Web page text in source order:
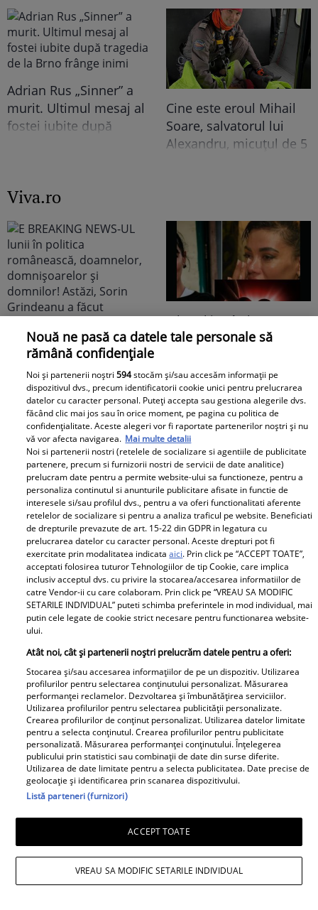
niciodată la TV: ”Eu am
cunoscut o altă latură a
relației lor. În casă era o
atmosferă..."
Indiei la București.
Niciodată nu a fost atât
de îndrăzneață!
Imaginile momentului
Adrian Rus „Sinner” a
murit. Ultimul mesaj al
fostei iubite după
Cine este eroul Mihail
Soare, salvatorul lui
Alexandru, micuțul de 5
Viva.ro
E BREAKING NEWS-UL
lunii în politica
românească,
doamnelor,
domnișoarelor și
domnilor! Astăzi, Sorin
Grindeanu a făcut
ANUNȚUL pe care nici
colegii lui nu se
așteptau să-l audă. Într-
o mișcare FULGER,
liderul PSD tocmai a dat
E breaking în lumea
mondenă! DESPĂRȚIRE
românesc! Îndrăgita
noastră vedetă a
recunoscut TOT, dar
tooot: „Mă abțin să nu-i
scriu. Am făcut
scandal!” Ce s-a
întâmplat e...
adevărata 💣în showbiz!
Pentru PRIMA OARĂ,
Cabral rupe tăcerea
despre DIVORȚUL de
Andreea Ibacka, iar ce a
putut face public a
stârnit valuri și valuri de
reacții: "M-a atins mai
convenit să..." Iar în
continuarea a vorbit
despre cel mai
DUREROS detaliu:
"Nici acum nu îi știu
A tăcut luni întregi, dar
acum Gina Matache a
spus adevărul despre
relația cu GINERELE EI,
Redactia.ro
Nouă ne pasă ca datele tale personale să
rămână confidențiale
Noi și partenerii noștri594stocăm și/sau accesăm informații pe
dispozitivul dvs., precum identificatorii cookie unici pentru prelucrarea
datelor cu caracter personal. Puteți accepta sau gestiona alegerile dvs.
făcând clic mai jos sau în orice moment, pe pagina cu politica de
confidențialitate. Aceste alegeri vor fi raportate partenerilor noștri și nu
vă vor afecta navigarea. Mai multe detalii
Noi si partenerii nostri (retelele de socializare si agentiile de publicitate
partenere, precum si furnizorii nostri de servicii de date analitice)
prelucram date pentru a permite website-ului sa functioneze, pentru a
personaliza continutul si anunturile publicitare afisate in functie de
interesele si/sau profilul dvs., pentru a va oferi functionalitati aferente
retelelor de socializare si pentru a analiza traficul pe website. Beneficiati
de drepturile prevazute de art. 15-22 din GDPR in legatura cu
prelucrarea datelor cu caracter personal. Aceste drepturi pot fi
exercitate prin modalitatea indicataaici. Prin click pe “ACCEPT TOATE”,
acceptati folosirea tuturor Tehnologiilor de tip Cookie, care implica
inclusiv acceptul dvs. cu privire la stocarea/accesarea informatiilor de
catre Vendor-ii cu care colaboram. Prin click pe “VREAU SA MODIFIC
SETARILE INDIVIDUAL” puteti schimba preferintele in mod individual, mai
putin cele legate de cookie strict necesare pentru functionarea website-
ului.
Atât noi, cât și partenerii noștri prelucrăm datele pentru a oferi:
Stocarea și/sau accesarea informațiilor de pe un dispozitiv. Utilizarea
profilurilor pentru selectarea conținutului personalizat. Măsurarea
performanței reclamelor. Dezvoltarea și îmbunătățirea serviciilor.
Utilizarea profilurilor pentru selectarea publicității personalizate.
Crearea profilurilor de conținut personalizat. Utilizarea datelor limitate
pentru a selecta conținutul. Crearea profilurilor pentru publicitate
personalizată. Măsurarea performanței conținutului. Înțelegerea
publicului prin statistici sau combinații de date din surse diferite.
Utilizarea de date limitate pentru a selecta publicitatea. Date precise de
geolocație și identificarea prin scanarea dispozitivului.
Listă parteneri (furnizori)
ACCEPT TOATE
VREAU SA MODIFIC SETARILE INDIVIDUAL